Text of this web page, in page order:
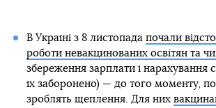
В Україні з 8 листопада почали
роботи невакцинованих освітян та
збереження зарплати і нарахування
їх заборонено) — до того моменту,
зроблять щеплення. Для них